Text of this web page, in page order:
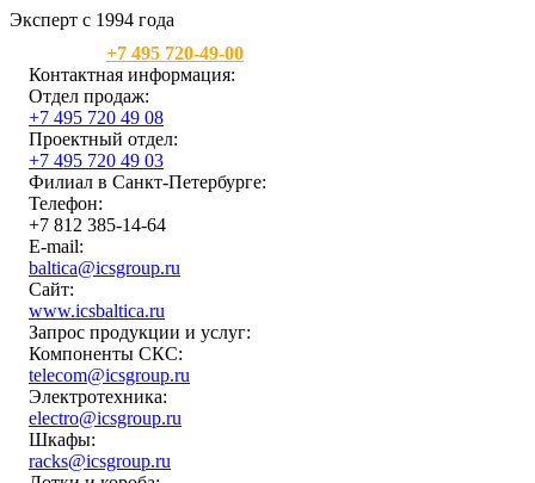
Эксперт с 1994 года
+7 495 720-49-00
Контактная информация:
Отдел продаж:
+7 495 720 49 08
Проектный отдел:
+7 495 720 49 03
Филиал в Санкт-Петербурге:
Телефон:
+7 812 385-14-64
E-mail:
baltica@icsgroup.ru
Сайт:
www.icsbaltica.ru
Запрос продукции и услуг:
Компоненты СКС:
telecom@icsgroup.ru
Электротехника:
electro@icsgroup.ru
Шкафы:
racks@icsgroup.ru